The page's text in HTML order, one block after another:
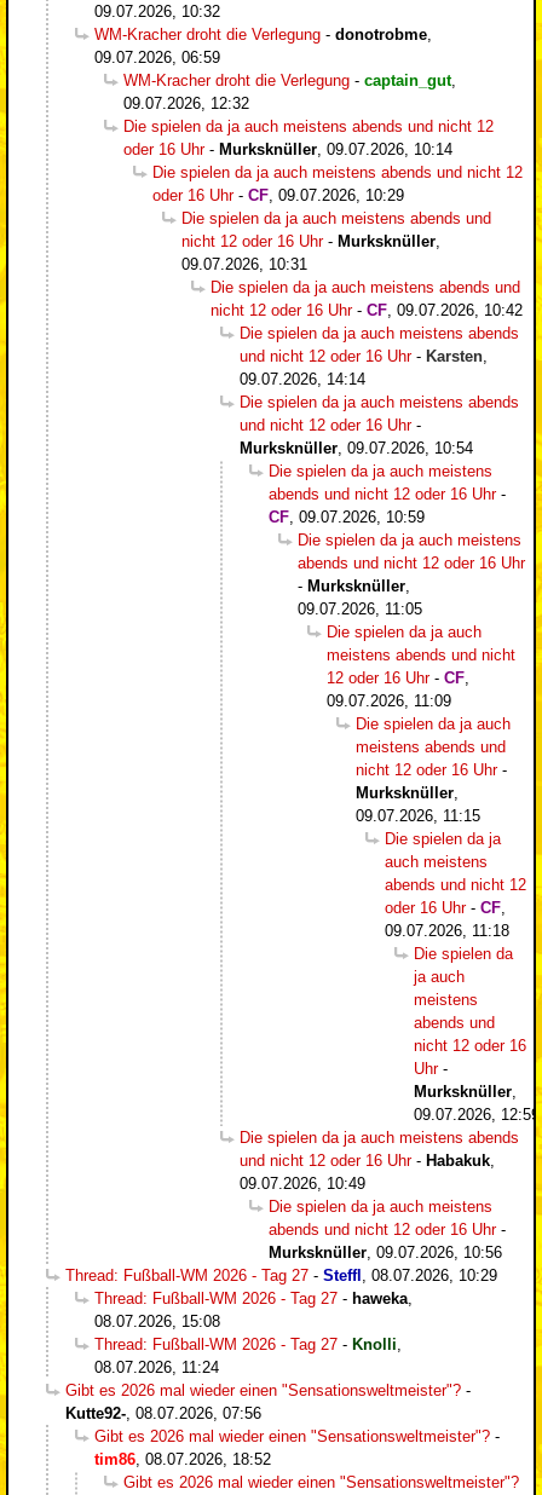
09.07.2026, 10:32
WM-Kracher droht die Verlegung - donotrobme,
09.07.2026, 06:59
WM-Kracher droht die Verlegung - captain_gut,
09.07.2026, 12:32
Die spielen da ja auch meistens abends und nicht 12
oder 16 Uhr- Murksknüller, 09.07.2026, 10:14
Die spielen da ja auch meistens abends und nicht 12
oder 16 Uhr- CF, 09.07.2026, 10:29
Die spielen da ja auch meistens abends und
nicht 12 oder 16 Uhr- Murksknüller,
09.07.2026, 10:31
Die spielen da ja auch meistens abends und
nicht 12 oder 16 Uhr- CF, 09.07.2026, 10:42
Die spielen da ja auch meistens abends
und nicht 12 oder 16 Uhr- Karsten,
09.07.2026, 14:14
Die spielen da ja auch meistens abends
und nicht 12 oder 16 Uhr-
Murksknüller, 09.07.2026, 10:54
Die spielen da ja auch meistens
abends und nicht 12 oder 16 Uhr-
CF, 09.07.2026, 10:59
Die spielen da ja auch meistens
abends und nicht 12 oder 16 Uhr
- Murksknüller,
09.07.2026, 11:05
Die spielen da ja auch
meistens abends und nicht
12 oder 16 Uhr- CF,
09.07.2026, 11:09
Die spielen da ja auch
meistens abends und
nicht 12 oder 16 Uhr-
Murksknüller,
09.07.2026, 11:15
Die spielen da ja
auch meistens
abends und nicht 12
oder 16 Uhr- CF,
09.07.2026, 11:18
Die spielen da
ja auch
meistens
abends und
nicht 12 oder 16
Uhr-
Murksknüller,
09.07.2026, 12:59
Die spielen da ja auch meistens abends
und nicht 12 oder 16 Uhr- Habakuk,
09.07.2026, 10:49
Die spielen da ja auch meistens
abends und nicht 12 oder 16 Uhr-
Murksknüller, 09.07.2026, 10:56
Thread: Fußball-WM 2026 - Tag 27 - Steffl , 08.07.2026, 10:29
Thread: Fußball-WM 2026 - Tag 27 - haweka,
08.07.2026, 15:08
Thread: Fußball-WM 2026 - Tag 27 - Knolli,
08.07.2026, 11:24
Gibt es 2026 mal wieder einen "Sensationsweltmeister"? -
Kutte92-, 08.07.2026, 07:56
Gibt es 2026 mal wieder einen "Sensationsweltmeister"? -
tim86, 08.07.2026, 18:52
Gibt es 2026 mal wieder einen "Sensationsweltmeister"?